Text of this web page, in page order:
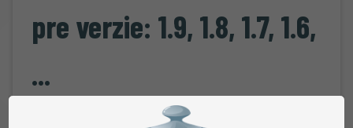
pre verzie: 1.9, 1.8, 1.7, 1.6,
...